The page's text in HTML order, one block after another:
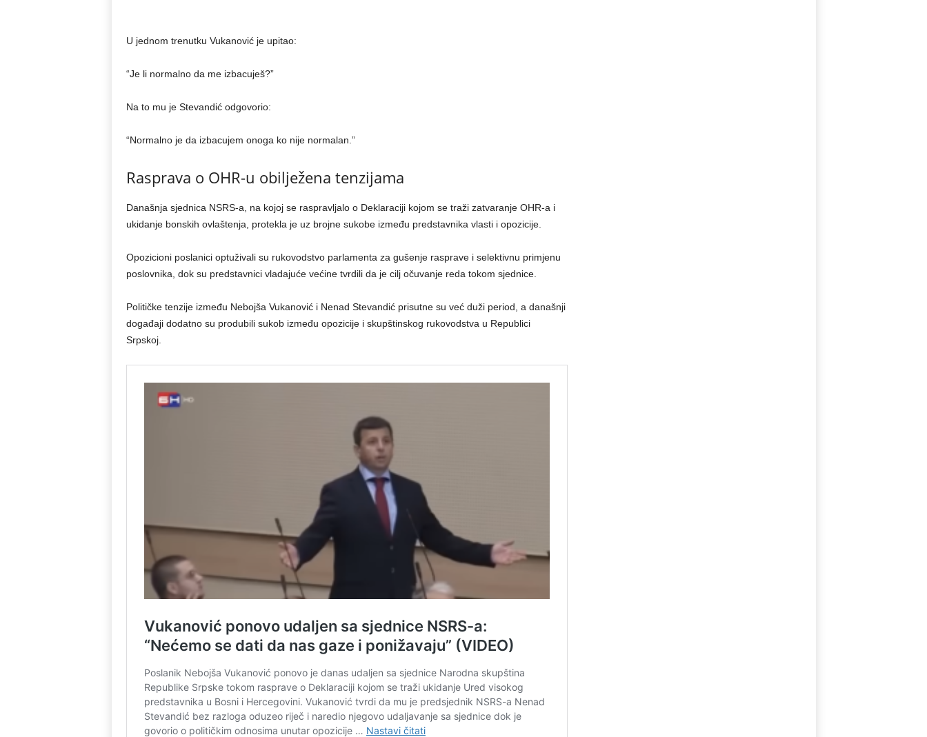
U jednom trenutku Vukanović je upitao:
“Je li normalno da me izbacuješ?”
Na to mu je Stevandić odgovorio:
“Normalno je da izbacujem onoga ko nije normalan.”
Rasprava o OHR-u obilježena tenzijama
Današnja sjednica NSRS-a, na kojoj se raspravljalo o Deklaraciji kojom se traži zatvaranje OHR-a i
ukidanje bonskih ovlaštenja, protekla je uz brojne sukobe između predstavnika vlasti i opozicije.
Opozicioni poslanici optuživali su rukovodstvo parlamenta za gušenje rasprave i selektivnu primjenu
poslovnika, dok su predstavnici vladajuće većine tvrdili da je cilj očuvanje reda tokom sjednice.
Političke tenzije između Nebojša Vukanović i Nenad Stevandić prisutne su već duži period, a današnji
događaji dodatno su produbili sukob između opozicije i skupštinskog rukovodstva u Republici
Srpskoj.